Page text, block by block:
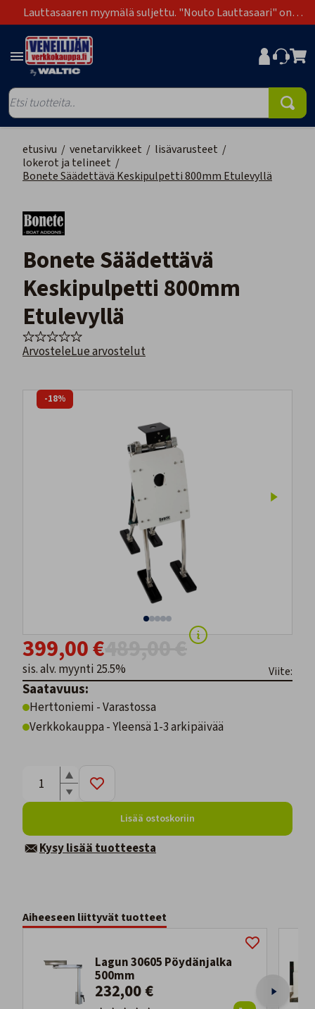
Lauttasaaren myymälä suljettu. "Nouto Lauttasaari" on
poistunut toimitustapavaihtoehdoista.
etusivu / venetarvikkeet / lisävarusteet /
lokerot ja telineet /
Bonete Säädettävä Keskipulpetti 800mm Etulevyllä
Bonete Säädettävä
Keskipulpetti 800mm
Etulevyllä
ArvosteleLue arvostelut
-18%
399,00 €
sis. alv. myynti 25.5% Viite:
Saatavuus:
Herttoniemi - Varastossa
Verkkokauppa - Yleensä 1-3 arkipäivää
Lisää ostoskoriin
Kysy lisää tuotteesta
Aiheeseen liittyvät tuotteet
Lagun 30605 Pöydänjalka
500mm
232,00 €